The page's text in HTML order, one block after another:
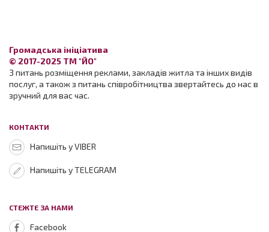
Громадська ініціатива
© 2017-2025 ТМ "ЙО"
З питань розміщення реклами, закладів житла та інших видів
послуг, а також з питань співробітництва звертайтесь до нас в
зручний для вас час.
КОНТАКТИ
Напишіть у VIBER
Напишіть у TELEGRAM
СТЕЖТЕ ЗА НАМИ
Facebook